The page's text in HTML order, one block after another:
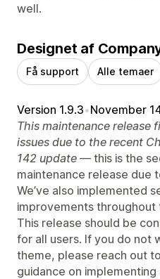
well.
Designet af
Få support Alle temaer
Version 1.9.3•November
This maintenance release
issues due to the recent
142 update — this is the
maintenance release due
We’ve also implemented
improvements throughout
This release should be
for all users. If you do not
theme, please reach out
guidance on